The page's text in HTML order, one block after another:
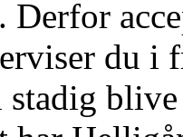
Derfor
du i